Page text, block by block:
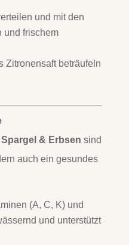
und mit den
und frischem
Zitronensaft beträufeln
& Erbsen sind
auch ein gesundes
(A, C, K) und
und unterstützt